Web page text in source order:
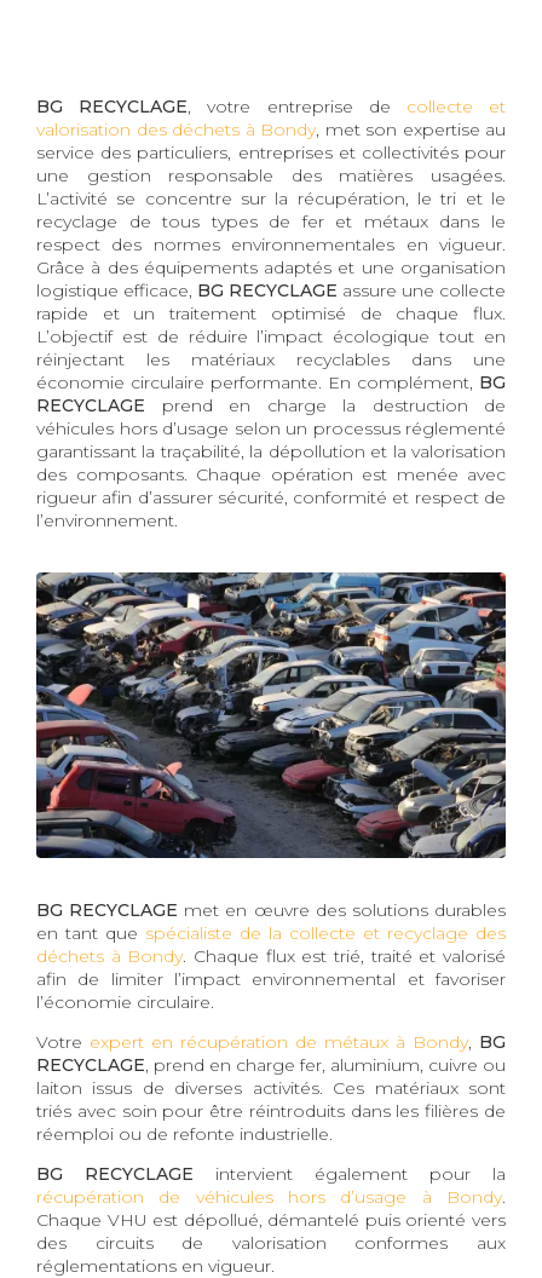
BG RECYCLAGE, votre entreprise de collecte et
valorisation des déchets à Bondy, met son expertise au
service des particuliers, entreprises et collectivités pour
une gestion responsable des matières usagées.
L’activité se concentre sur la récupération, le tri et le
recyclage de tous types de fer et métaux dans le
respect des normes environnementales en vigueur.
Grâce à des équipements adaptés et une organisation
logistique efficace, BG RECYCLAGE assure une collecte
rapide et un traitement optimisé de chaque flux.
L’objectif est de réduire l’impact écologique tout en
réinjectant les matériaux recyclables dans une
économie circulaire performante. En complément, BG
RECYCLAGE prend en charge la destruction de
véhicules hors d’usage selon un processus réglementé
garantissant la traçabilité, la dépollution et la valorisation
des composants. Chaque opération est menée avec
rigueur afin d’assurer sécurité, conformité et respect de
l’environnement.
BG RECYCLAGE met en œuvre des solutions durables
en tant que spécialiste de la collecte et recyclage des
déchets à Bondy. Chaque flux est trié, traité et valorisé
afin de limiter l’impact environnemental et favoriser
l’économie circulaire.
Votre expert en récupération de métaux à Bondy, BG
RECYCLAGE, prend en charge fer, aluminium, cuivre ou
laiton issus de diverses activités. Ces matériaux sont
triés avec soin pour être réintroduits dans les filières de
réemploi ou de refonte industrielle.
BG RECYCLAGE intervient également pour la
récupération de véhicules hors d’usage à Bondy.
Chaque VHU est dépollué, démantelé puis orienté vers
des circuits de valorisation conformes aux
réglementations en vigueur.